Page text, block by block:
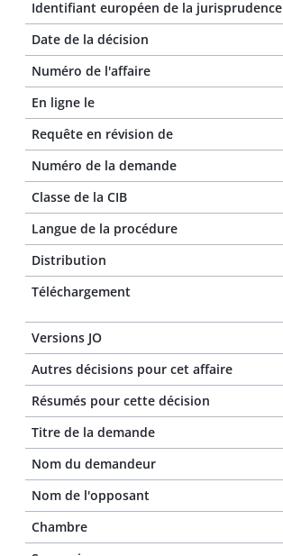
Identifiant européen de la jurisprudence
Date de la décision
Numéro de l'affaire
En ligne le
Requête en révision de
Numéro de la demande
Classe de la CIB
Langue de la procédure
Distribution
Téléchargement
Versions JO
Autres décisions pour cet affaire
Résumés pour cette décision
Titre de la demande
Nom du demandeur
Nom de l'opposant
Chambre